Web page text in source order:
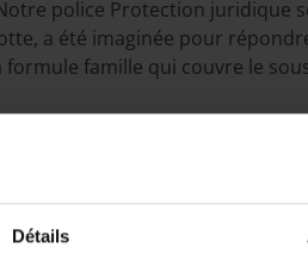
Détails
police Protection juridique
a été imaginée pour
famille qui couvre le
ET
orienté client. Une solution
reçoit une réponse dans les